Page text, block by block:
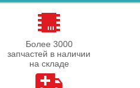
Более 3000
запчастей в наличии
на складе